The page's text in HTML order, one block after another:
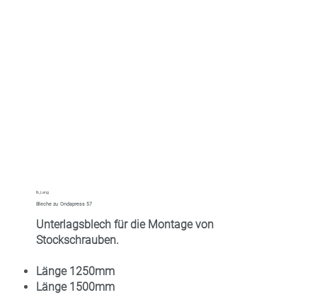
lb_Lang
Bleche zu Ondapress 57
Unterlagsblech für die Montage von
Stockschrauben.
Länge 1250mm
Länge 1500mm